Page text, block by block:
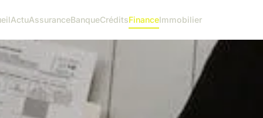
ActuAssuranceBanqueCréditsFinanceImmobilier